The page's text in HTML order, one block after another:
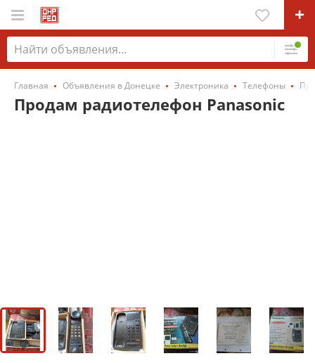
Главная Объявления в Донецке Электроника Телефоны
Продам радиотелефон Panasonic